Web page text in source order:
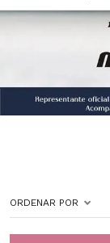
ORDENAR POR